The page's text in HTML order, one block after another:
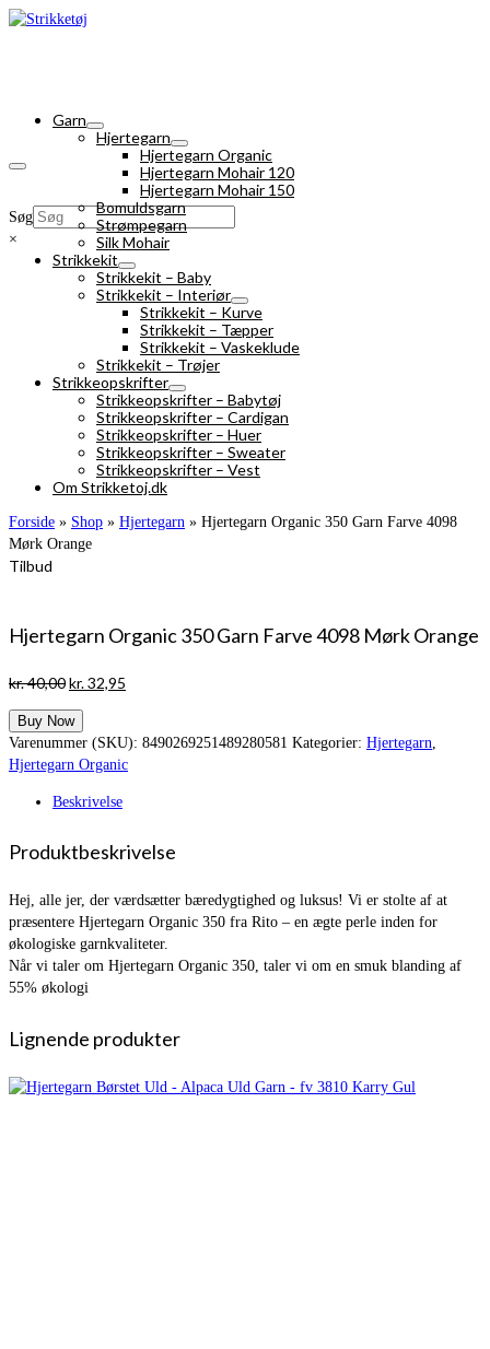
Søg
×
Garn
Hjertegarn
Hjertegarn Organic
Hjertegarn Mohair 120
Hjertegarn Mohair 150
Bomuldsgarn
Strømpegarn
Silk Mohair
Strikkekit
Strikkekit – Baby
Strikkekit – Interiør
Strikkekit – Kurve
Strikkekit – Tæpper
Strikkekit – Vaskeklude
Strikkekit – Trøjer
Strikkeopskrifter
Strikkeopskrifter – Babytøj
Strikkeopskrifter – Cardigan
Strikkeopskrifter – Huer
Strikkeopskrifter – Sweater
Strikkeopskrifter – Vest
Om Strikketoj.dk
Forside » Shop » Hjertegarn » Hjertegarn Organic 350 Garn Farve 4098
Mørk Orange
Tilbud
Hjertegarn Organic 350 Garn Farve 4098 Mørk Orange
kr.40,00Den
pris
var:
kr. 40,00.
kr.32,95
er:
kr. 32,95.
Buy Now
Varenummer (SKU): 8490269251489280581 Kategorier: Hjertegarn,
Hjertegarn Organic
Beskrivelse
Produktbeskrivelse
Hej, alle jer, der værdsætter bæredygtighed og luksus! Vi er stolte af at
præsentere Hjertegarn Organic 350 fra Rito – en ægte perle inden for
økologiske garnkvaliteter.
Når vi taler om Hjertegarn Organic 350, taler vi om en smuk blanding af
55% økologi
Lignende produkter